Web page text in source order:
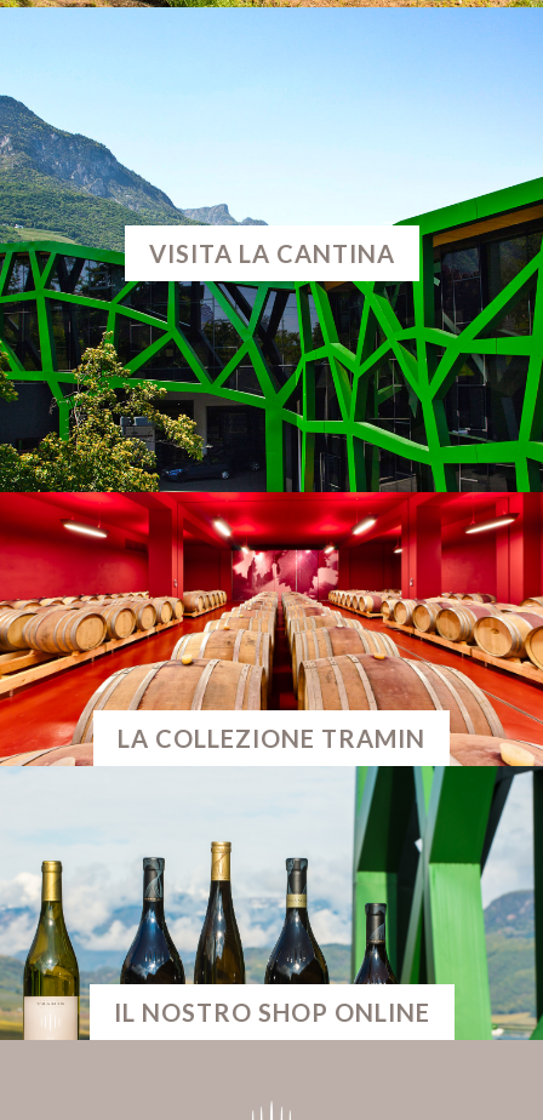
VISITA LA CANTINA
LA COLLEZIONE TRAMIN
IL NOSTRO SHOP ONLINE